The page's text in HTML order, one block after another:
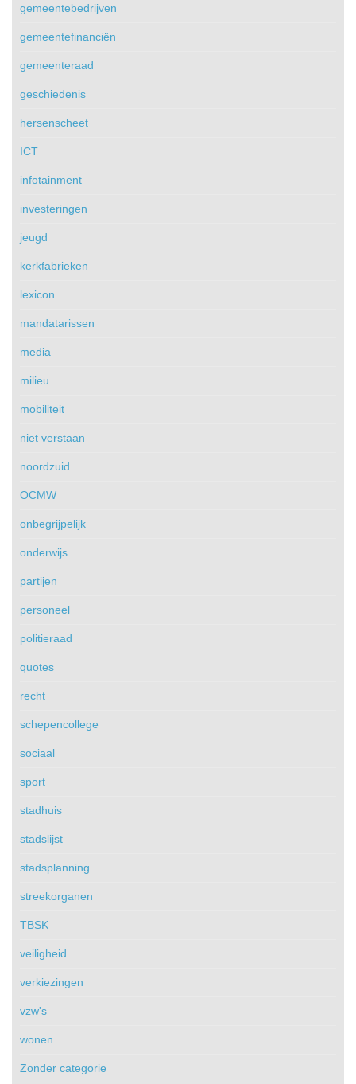
gemeentebedrijven
gemeentefinanciën
gemeenteraad
geschiedenis
hersenscheet
ICT
infotainment
investeringen
jeugd
kerkfabrieken
lexicon
mandatarissen
media
milieu
mobiliteit
niet verstaan
noordzuid
OCMW
onbegrijpelijk
onderwijs
partijen
personeel
politieraad
quotes
recht
schepencollege
sociaal
sport
stadhuis
stadslijst
stadsplanning
streekorganen
TBSK
veiligheid
verkiezingen
vzw's
wonen
Zonder categorie